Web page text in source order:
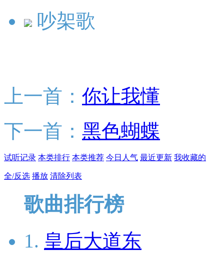
吵架歌
上一首： 你让我懂
下一首： 黑色蝴蝶
试听记录 本类排行 本类推荐 今日人气 最近更新 我收藏的
全/反选 播放 清除列表
歌曲排行榜
1. 皇后大道东